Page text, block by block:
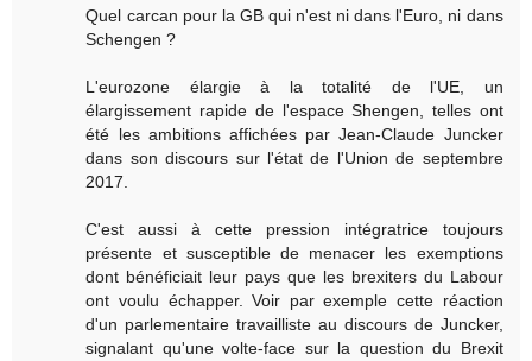
Quel carcan pour la GB qui n'est ni dans l'Euro, ni dans
Schengen ?
L'eurozone élargie à la totalité de l'UE, un
élargissement rapide de l'espace Shengen, telles ont
été les ambitions affichées par Jean-Claude Juncker
dans son discours sur l'état de l'Union de septembre
2017.
C'est aussi à cette pression intégratrice toujours
présente et susceptible de menacer les exemptions
dont bénéficiait leur pays que les brexiters du Labour
ont voulu échapper. Voir par exemple cette réaction
d'un parlementaire travailliste au discours de Juncker,
signalant qu'une volte-face sur la question du Brexit